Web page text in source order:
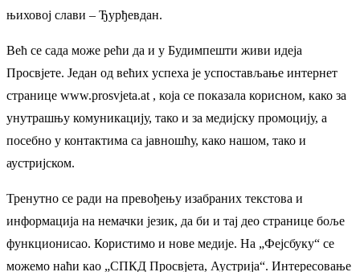
њиховој слави – Ђурђевдан.
Већ се сада може рећи да и у Будимпешти живи идеја
Просвјете. Један од већих успеха је успостављање интернет
странице www.prosvjeta.аt , која се показала корисном, како за
унутрашњу комуникацију, тако и за медијску промоцију, а
посебно у контактима са јавношћу, како нашом, тако и
аустријском.
Тренутно се ради на превођењу изабраних текстова и
информација на немачки језик, да би и тај део странице боље
функционисао. Користимо и нове медије. На „Фејсбуку“ се
можемо наћи као „СПКД Просвјета, Аустрија“. Интересовање